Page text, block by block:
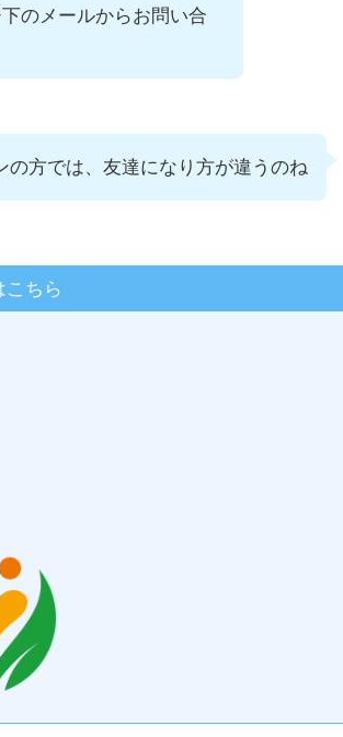
のメールからお問い合
の方では、友達になり方が違うのね
こちら